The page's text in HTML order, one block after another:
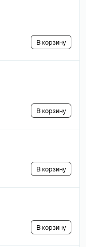
В корзину
В корзину
В корзину
В корзину